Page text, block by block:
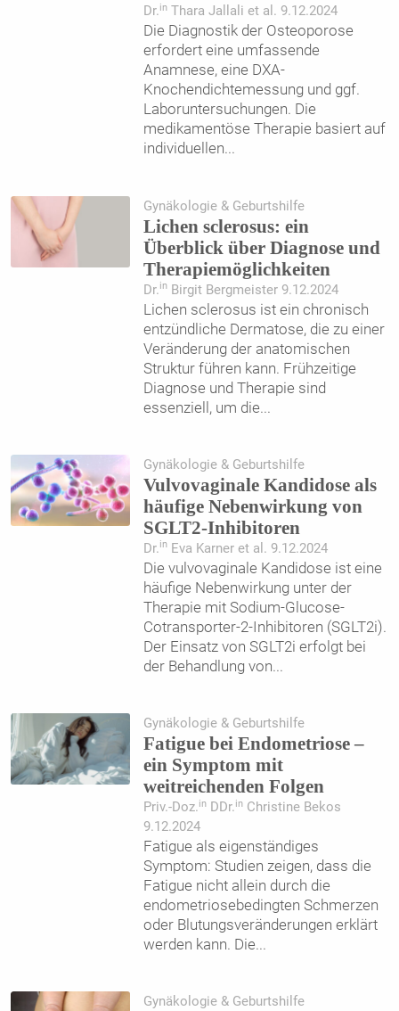
Dr.inThara Jallali et al. 9.12.2024
Die Diagnostik der Osteoporose
erfordert eine umfassende
Anamnese, eine DXA-
Knochendichtemessung und ggf.
Laboruntersuchungen. Die
medikamentöse Therapie basiert auf
individuellen...
Gynäkologie & Geburtshilfe
Lichen sclerosus: ein
Überblick über Diagnose und
Therapiemöglichkeiten
Dr. inBirgit Bergmeister 9.12.2024
Lichen sclerosus ist ein chronisch
entzündliche Dermatose, die zu einer
Veränderung der anatomischen
Struktur führen kann. Frühzeitige
Diagnose und Therapie sind
essenziell, um die...
Gynäkologie & Geburtshilfe
Vulvovaginale Kandidose als
häufige Nebenwirkung von
SGLT2-Inhibitoren
Dr.inEva Karner et al. 9.12.2024
Die vulvovaginale Kandidose ist eine
häufige Nebenwirkung unter der
Therapie mit Sodium-Glucose-
Cotransporter-2-Inhibitoren (SGLT2i).
Der Einsatz von SGLT2i erfolgt bei
der Behandlung von...
Gynäkologie & Geburtshilfe
Fatigue bei Endometriose –
ein Symptom mit
weitreichenden Folgen
Priv.-Doz.inDDr.inChristine Bekos
9.12.2024
Fatigue als eigenständiges
Symptom: Studien zeigen, dass die
Fatigue nicht allein durch die
endometriosebedingten Schmerzen
oder Blutungsveränderungen erklärt
werden kann. Die...
Gynäkologie & Geburtshilfe